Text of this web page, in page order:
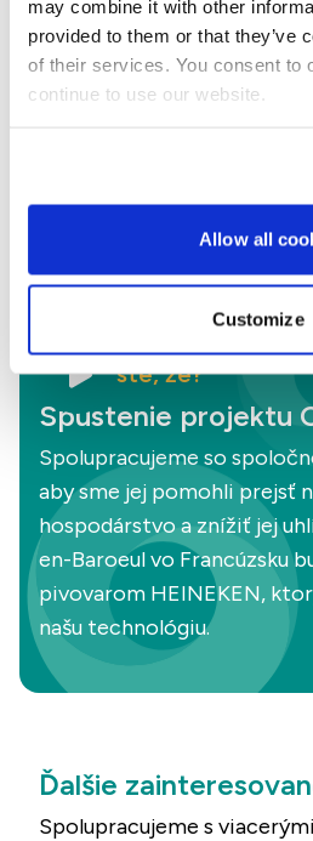
may combine it with other
provided to them or that they’ve
of their services. You consent to
continue to use our website.
Allow all
Customize
pôsobiacim v oblasti
sladidiel a etanolu,
spracovania zemiakov,
Vedeli ste, že?
Spustenie projektu
Spolupracujeme so
aby sme jej pomohli prejsť
hospodárstvo a znížiť jej
en-Baroeul vo Francúzsku
pivovarom HEINEKEN,
našu technológiu.
Ďalšie
Spolupracujeme s viacerými